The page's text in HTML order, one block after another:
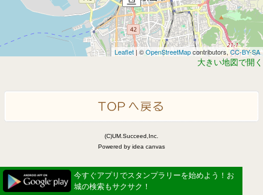
Leaflet | ©OpenStreetMapcontributors,CC-BY-SA
大きい地図で開く
(C)UM.Succeed,Inc.
Powered by idea canvas
今すぐアプリでスタンプラリーを始めよう！お
城の検索もサクサク！